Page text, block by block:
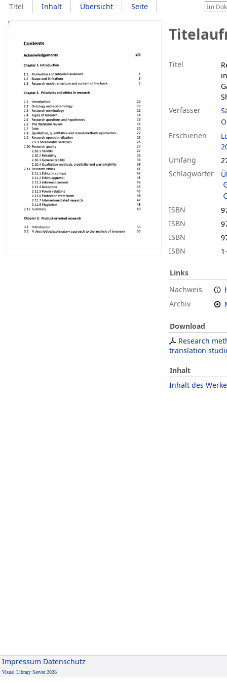
Titel Inhalt Übersicht Seite
Titel
Verfasser
Erschienen
Umfang
Schlagwörter
ISBN
ISBN
ISBN
ISBN
Links
Nachweis
Archiv
Download
Research
translation
Inhalt
Inhalt des
Impressum Datenschutz
Visual Library Server 2026